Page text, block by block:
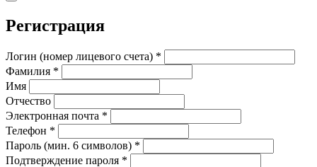
Регистрация
Логин (номер лицевого счета) *
Фамилия *
Имя
Отчество
Электронная почта *
Телефон *
Пароль (мин. 6 символов) *
Подтверждение пароля *